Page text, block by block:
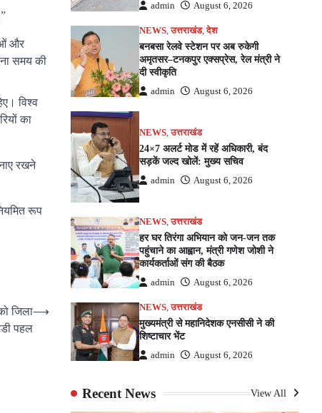
और
समय की
विश्व
का
रखने
रूप
जिला
पहल
⟶
admin August 6, 2026
NEWS,उत्तराखंड,देश
बनबसा रेलवे स्टेशन पर अब रुकेगी
अमृतसर–टनकपुर एक्सप्रेस, रेल मंत्री ने
दी स्वीकृति
admin August 6, 2026
NEWS,उत्तराखंड
24×7 अलर्ट मोड में रहें अधिकारी, बंद
सड़कें जल्द खोलें: मुख्य सचिव
admin August 6, 2026
NEWS,उत्तराखंड
हर घर तिरंगा अभियान को जन-जन तक
पहुंचाने का आह्वान, मंत्री गणेश जोशी ने
कार्यकर्ताओं संग की बैठक
admin August 6, 2026
NEWS,उत्तराखंड
मुख्यमंत्री से महानिदेशक एनसीसी ने की
शिष्टाचार भेंट
admin August 6, 2026
Recent News View All